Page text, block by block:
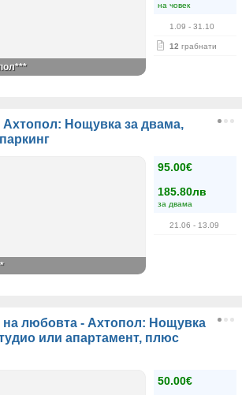
на човек
1.09 - 31.10
12 грабнати
Ахтопол: Нощувка за двама,
95.00€
185.80лв
за двама
21.06 - 13.09
на любовта - Ахтопол: Нощувка
или апартамент, плюс
50.00€